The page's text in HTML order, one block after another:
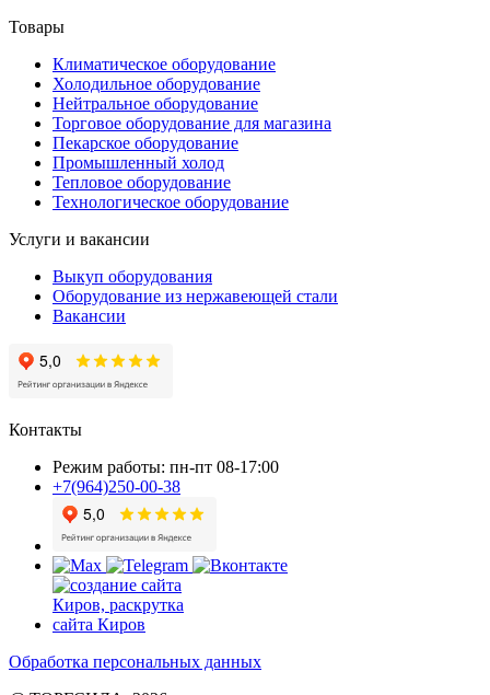
Товары
Климатическое оборудование
Холодильное оборудование
Нейтральное оборудование
Торговое оборудование для магазина
Пекарское оборудование
Промышленный холод
Тепловое оборудование
Технологическое оборудование
Услуги и вакансии
Выкуп оборудования
Оборудование из нержавеющей стали
Вакансии
Контакты
Режим работы: пн-пт 08-17:00
+7(964)250-00-38
Обработка персональных данных